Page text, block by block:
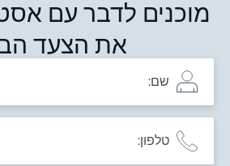
מוכנים לדבר עם
את הצעד